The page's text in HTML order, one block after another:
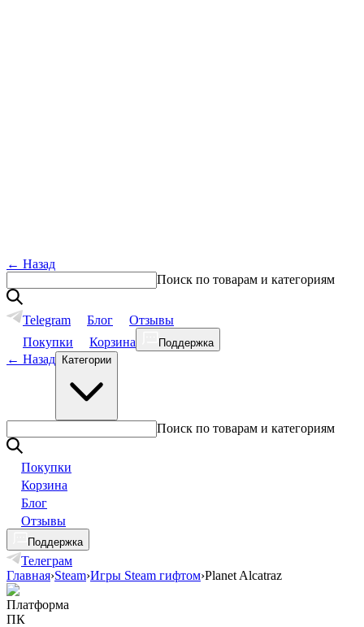
← Назад
Поиск по товарам и категориям
Telegram Блог
Отзывы
Покупки
Корзина Поддержка
← Назад Категории
Поиск по товарам и категориям
Покупки
Корзина
Блог
Отзывы
Поддержка
Телеграм
Главная›Steam›Игры Steam гифтом›Planet Alcatraz
Платформа
ПК